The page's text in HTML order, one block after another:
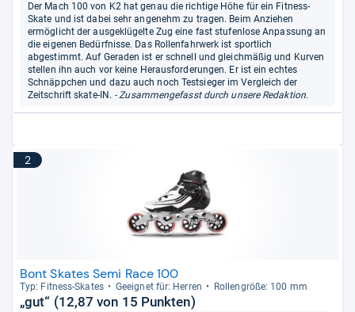
Der Mach 100 von K2 hat genau die richtige Höhe für ein Fitness-
Skate und ist dabei sehr angenehm zu tragen. Beim Anziehen
ermöglicht der ausgeklügelte Zug eine fast stufenlose Anpassung an
die eigenen Bedürfnisse. Das Rollenfahrwerk ist sportlich
abgestimmt. Auf Geraden ist er schnell und gleichmäßig und Kurven
stellen ihn auch vor keine Herausforderungen. Er ist ein echtes
Schnäppchen und dazu auch noch Testsieger im Vergleich der
Zeitschrift skate-IN. - Zusammengefasst durch unsere Redaktion.
2
Bont Skates Semi Race 100
Typ: Fit­ness-​Ska­tes Geeig­net für: Her­ren Rol­len­größe: 100 mm
„gut“ (12,87 von 15 Punkten)